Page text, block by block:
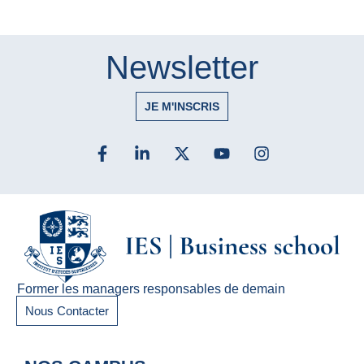
Newsletter
JE M'INSCRIS
Former les managers responsables de demain
Nous Contacter